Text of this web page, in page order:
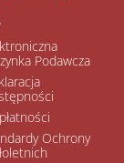
Podawcza
Ochrony